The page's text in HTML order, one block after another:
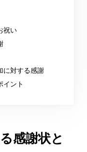
祝い
に対する感謝
イント
感謝状と